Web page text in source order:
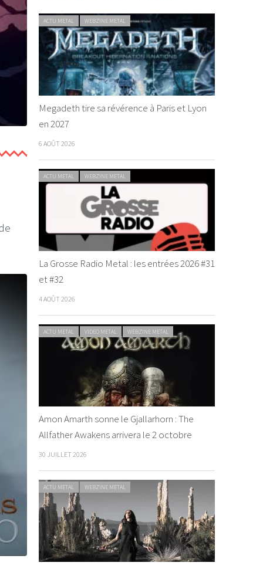
ACTU METAL WEBZINE METAL
Megadeth tire sa révérence à Paris et Lyon
en 2027
6 AOÛT 2026
ACTU METAL WEBZINE METAL
La Grosse Radio Metal : les entrées 2026 #31
et #32
4 AOÛT 2026
ACTU METAL VIDEO METAL WEBZINE METAL
Amon Amarth sonne le Gjallarhorn : The
Allfather Awakens arrivera le 2 octobre
30 JUILLET 2026
ACTU METAL WEBZINE METAL